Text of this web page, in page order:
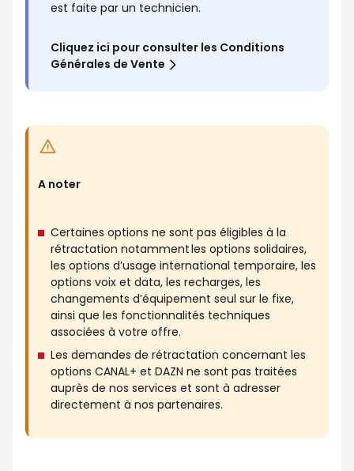
est faite par un technicien.
Cliquez ici pour consulter les Conditions
Générales de Vente
A noter
Certaines options ne sont pas éligibles à la
rétractation notamment les options solidaires,
les options d’usage international temporaire, les
options voix et data, les recharges, les
changements d’équipement seul sur le fixe,
ainsi que les fonctionnalités techniques
associées à votre offre.
Les demandes de rétractation concernant les
options CANAL+ et DAZN ne sont pas traitées
auprès de nos services et sont à adresser
directement à nos partenaires.